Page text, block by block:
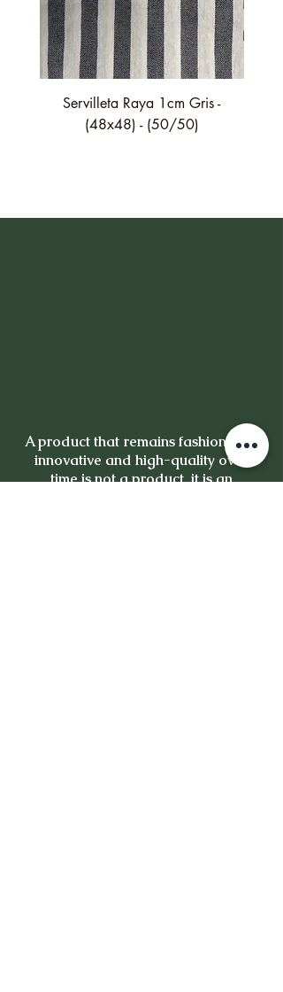
Servilleta Raya 1cm Gris -
(48x48) - (50/50)
A product that remains fashionable,
innovative and high-quality over
time is not a product, it is an